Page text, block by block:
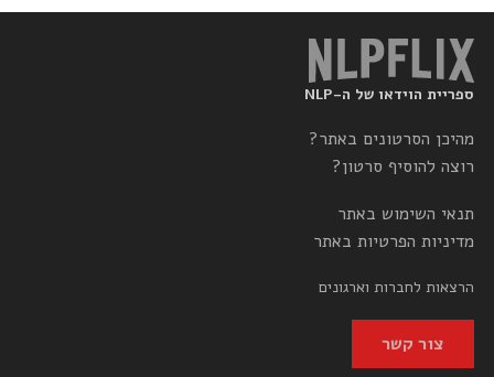
ספריית הוידאו של ה-NLP
מהיכן הסרטונים באתר?
רוצה להוסיף סרטון?
תנאי השימוש באתר
מדיניות הפרטיות באתר
הרצאות לחברות וארגונים
צור קשר